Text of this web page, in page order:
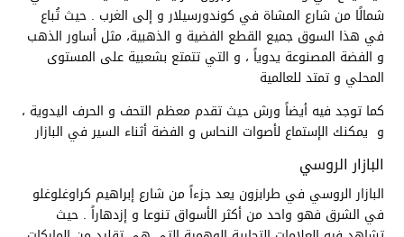
شمالًا من شارع المشاة في كوندورسيلار و إلى الغرب . حيث تُباع
في هذا السوق جميع القطع الفضية و الذهبية، مثل أساور الذهب
و الفضة المصنوعة يدوياً ، و التي تتمتع بشعبية على المستوى
المحلي و تمتد للعالمية
كما توجد فيه أيضاً ورش حيث تقدم معظم التحف و الحرف اليدوية ،
و يمكنك الإستماع لأصوات النحاس و الفضة أثناء السير في البازار
البازار الروسي
البازار الروسي في طرابزون يعد جزءاً من شارع إبراهيم كراوغلوغلو
في الشرق فهو واحد من أكثر الأسواق تنوعا و إزدهاراً . حيث